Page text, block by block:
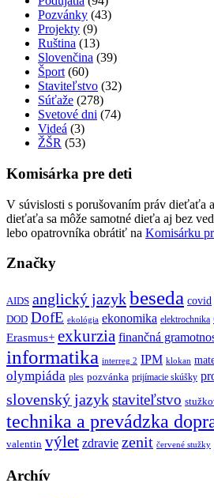
Pozvánky (43)
Projekty (9)
Ruština (13)
Slovenčina (39)
Šport (60)
Staviteľstvo (32)
Súťaže (278)
Svetové dni (74)
Videá (3)
ŽŠR (53)
Komisárka pre deti
V súvislosti s porušovaním práv dieťaťa
dieťaťa sa môže samotné dieťa aj bez
lebo opatrovníka obrátiť na Komisárku
Značky
AIDS anglický jazykbeseda covid
DOD DofE ekológia ekonomika elektrochnika
Erasmus+ exkurzia finančná
informatika interreg 2 IPM klokan
olympiáda ples pozvánka prijímacie skúšky
slovenský jazykstaviteľstvo
technika a prevádzka
valentin výlet zdravie zenit červené stužky
Archív